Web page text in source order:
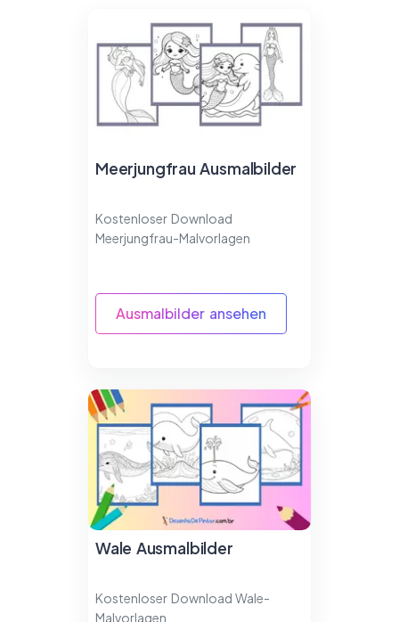
Meerjungfrau Ausmalbilder
Kostenloser Download
Meerjungfrau-Malvorlagen
Ausmalbilder ansehen
Wale Ausmalbilder
Kostenloser Download Wale-
Malvorlagen